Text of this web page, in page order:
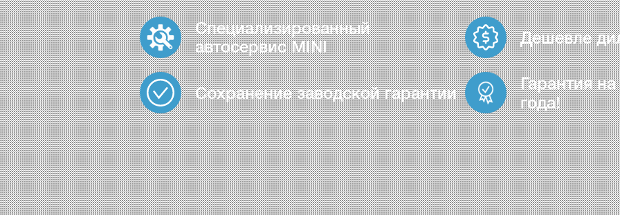
Специализированный
автосервис MINI
Дешевле
Сохранение заводской гарантии
Гарантия
года!